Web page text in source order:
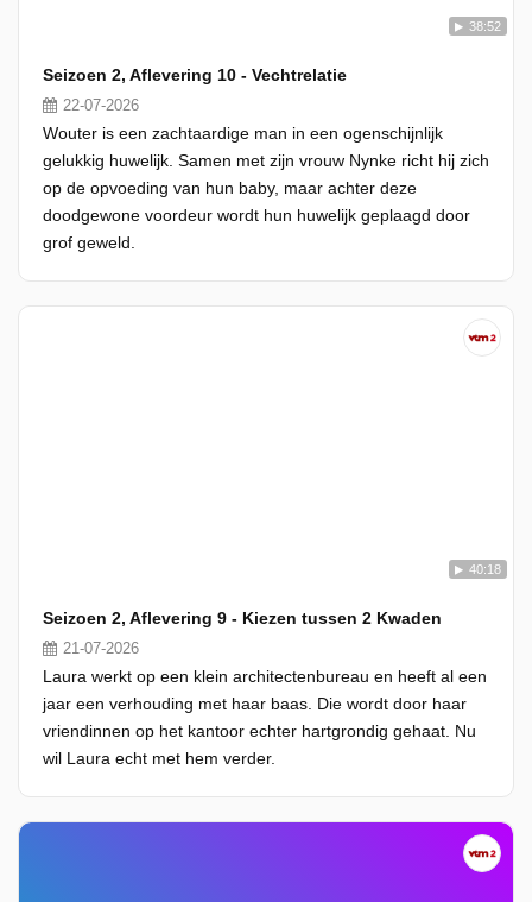
38:52
Seizoen 2, Aflevering 10 - Vechtrelatie
22-07-2026
Wouter is een zachtaardige man in een ogenschijnlijk
gelukkig huwelijk. Samen met zijn vrouw Nynke richt hij zich
op de opvoeding van hun baby, maar achter deze
doodgewone voordeur wordt hun huwelijk geplaagd door
grof geweld.
40:18
Seizoen 2, Aflevering 9 - Kiezen tussen 2 Kwaden
21-07-2026
Laura werkt op een klein architectenbureau en heeft al een
jaar een verhouding met haar baas. Die wordt door haar
vriendinnen op het kantoor echter hartgrondig gehaat. Nu
wil Laura echt met hem verder.